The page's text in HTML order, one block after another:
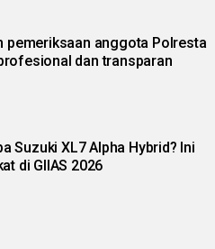
pemeriksaan anggota Polresta
dan transparan
Suzuki XL7 Alpha Hybrid? Ini
di GIIAS 2026